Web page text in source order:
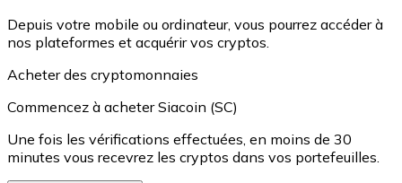
Depuis votre mobile ou ordinateur, vous pourrez accéder à
nos plateformes et acquérir vos cryptos.
Acheter des cryptomonnaies
Commencez à acheter Siacoin (SC)
Une fois les vérifications effectuées, en moins de 30
minutes vous recevrez les cryptos dans vos portefeuilles.